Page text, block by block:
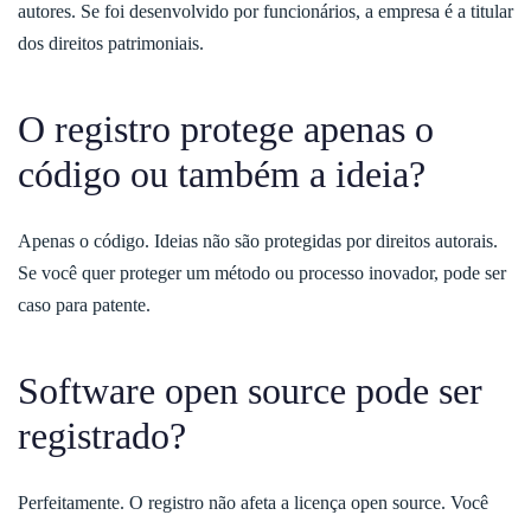
autores. Se foi desenvolvido por funcionários, a empresa é a titular
dos direitos patrimoniais.
O registro protege apenas o
código ou também a ideia?
Apenas o código. Ideias não são protegidas por direitos autorais.
Se você quer proteger um método ou processo inovador, pode ser
caso para patente.
Software open source pode ser
registrado?
Perfeitamente. O registro não afeta a licença open source. Você